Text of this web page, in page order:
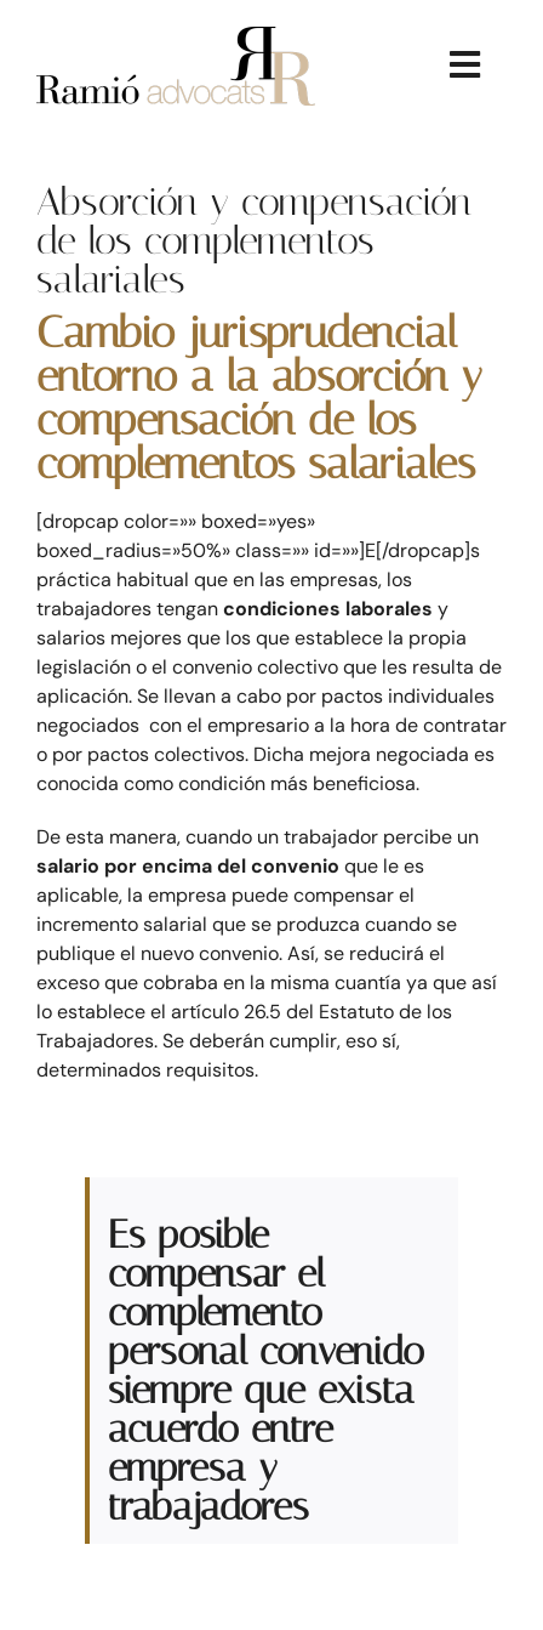
content
La Firma
Serveis Jurídics
Dret Immobiliari
Consultoria Econòmica
Blog
Contacte
Absorción y compensación
de los complementos
salariales
Cambio jurisprudencial
entorno a la absorción y
compensación de los
complementos salariales
[dropcap color=»» boxed=»yes»
boxed_radius=»50%» class=»» id=»»]E[/dropcap]s
práctica habitual que en las empresas, los
trabajadores tengancondiciones laborales y
salarios mejores que los que establece la propia
legislación o el convenio colectivo que les resulta de
aplicación. Se llevan a cabo por pactos individuales
negociados con el empresario a la hora de contratar
o por pactos colectivos. Dicha mejora negociada es
conocida como condición más beneficiosa.
De esta manera, cuando un trabajador percibe un
salario por encima del convenio que le es
aplicable, la empresa puede compensar el
incremento salarial que se produzca cuando se
publique el nuevo convenio. Así, se reducirá el
exceso que cobraba en la misma cuantía ya que así
lo establece el artículo 26.5 del Estatuto de los
Trabajadores. Se deberán cumplir, eso sí,
determinados requisitos.
Es posible
compensar el
complemento
personal convenido
siempre que exista
acuerdo entre
empresa y
trabajadores